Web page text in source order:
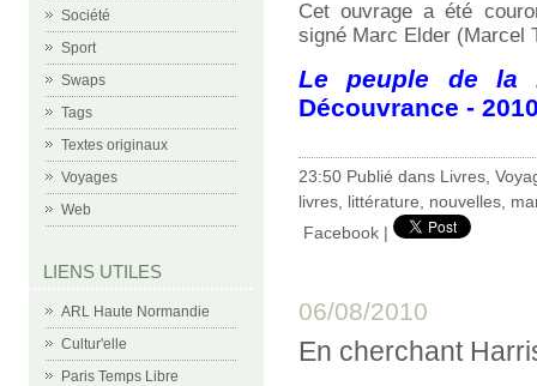
Société
Sport
Swaps
Tags
Textes originaux
Voyages
Web
LIENS UTILES
ARL Haute Normandie
Cultur'elle
Paris Temps Libre
Cet ouvrage a été
signé Marc Elder (Marcel
Le peuple de la
Découvrance -
23:50 Publié dans Livres
livres littérature nouvelles
Facebook |
06/08/2010
En cherchant